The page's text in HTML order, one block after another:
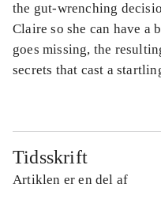
the gut-wrenching
Claire so she can have a
goes missing, the
secrets that cast a
Tidsskrift
Artiklen er en del af